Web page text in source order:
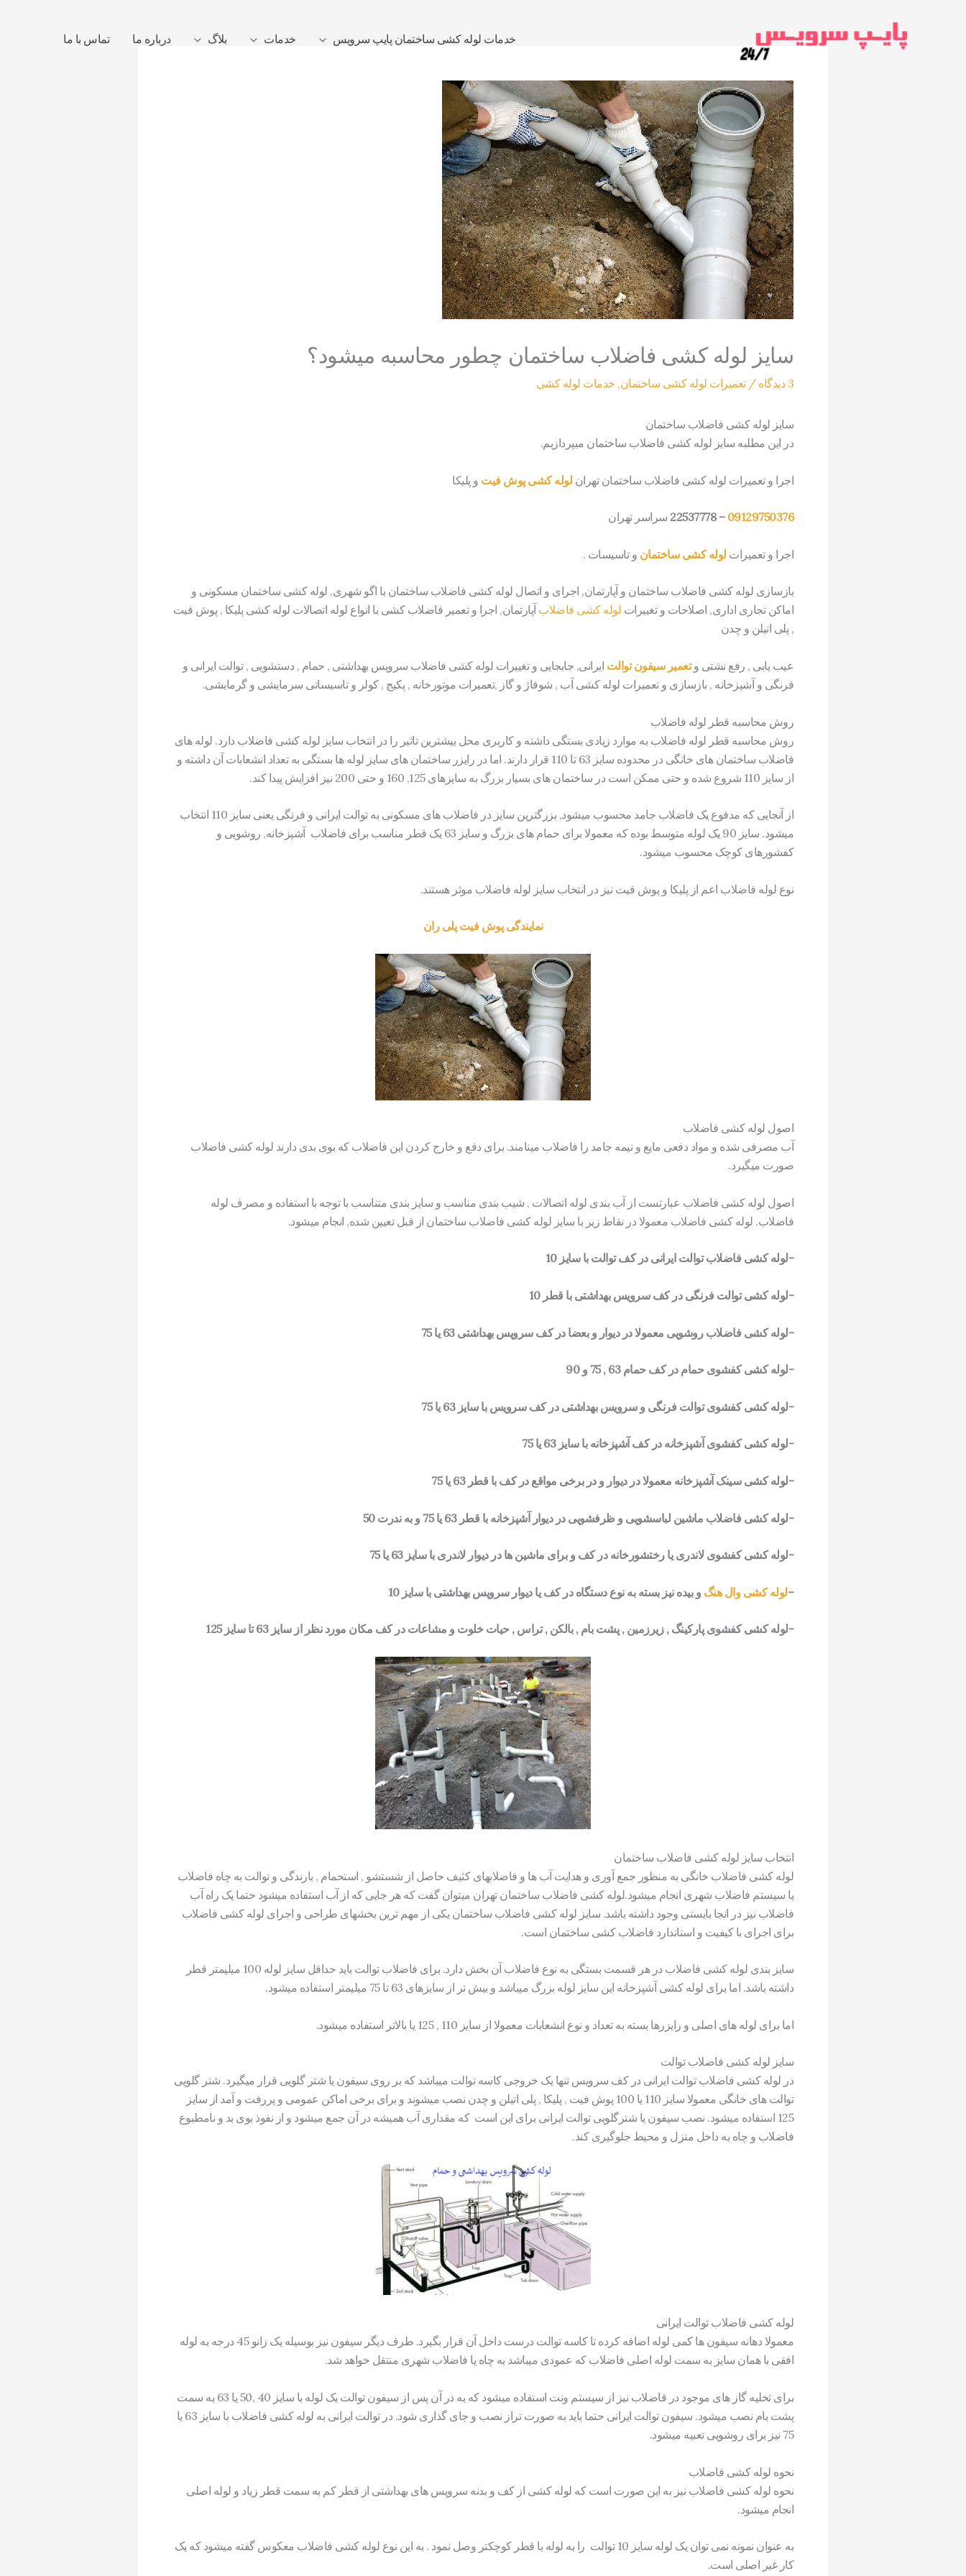
خدمات لوله کشی ساختمان پایپ سرویس خدمات بلاگ درباره ما تماس با ما
سایز لوله کشی فاضلاب ساختمان چطور محاسبه میشود؟
3 دیدگاه /تعمیرات لوله کشی ساختمان, خدمات لوله کشی
سایز لوله کشی فاضلاب ساختمان
در این مطلبه سایز لوله کشی فاضلاب ساختمان میپردازیم.
اجرا و تعمیرات لوله کشی فاضلاب ساختمان تهران لوله کشی پوش فیت و پلیکا
09129750376
– 22537778 سراسر تهران
اجرا و تعمیرات لوله کشی ساختمان و تاسیسات .
بازسازی لوله کشی فاضلاب ساختمان و آپارتمان, اجرای و اتصال لوله کشی فاضلاب ساختمان با اگو شهری, لوله کشی ساختمان مسکونی و
اماکن تجاری اداری, اصلاحات و تغییرات لوله کشی فاضلاب آپارتمان, اجرا و تعمیر فاضلاب کشی با انواع لوله اتصالات لوله کشی پلیکا , پوش فیت
, پلی اتیلن و چدن
عیب یابی , رفع نشتی وتعمیر سیفون توالت ایرانی, جابجایی و تغییرات لوله کشی فاضلاب سرویس بهداشتی , حمام , دستشویی , توالت ایرانی و
فرنگی و آشپزخانه , بازسازی و تعمیرات لوله کشی آب , شوفاژ و گاز ,تعمیرات موتورخانه , پکیج , کولر و تاسیساتی سرمایشی و گرمایشی.
روش محاسبه قطر لوله فاضلاب
روش محاسبه قطر لوله فاضلاب به موارد زیادی بستگی داشته و کاربری محل بیشترین تاثیر را در انتخاب سایز لوله کشی فاضلاب دارد. لوله های
فاضلاب ساختمان های خانگی در محدوده سایز 63 تا 110 قرار دارند. اما در رایزر ساختمان های سایز لوله ها بستگی به تعداد انشعابات آن داشته و
از سایز 110 شروع شده و حتی ممکن است در ساختمان های بسیار بزرگ به سایزهای 125, 160 و حتی 200 نیز افزایش پیدا کند.
از آنجایی که مدفوع یک فاضلاب جامد محسوب میشود, بزرگترین سایز در فاضلاب های مسکونی به توالت ایرانی و فرنگی یعنی سایز 110 انتخاب
میشود. سایز 90 یک لوله متوسط بوده که معمولا برای حمام های بزرگ و سایز 63 یک قطر مناسب برای فاضلاب آشپزخانه, روشویی و
کفشورهای کوچک محسوب میشود.
نوع لوله فاضلاب اعم از پلیکا و پوش فیت نیز در انتخاب سایز لوله فاضلاب موثر هستند.
نمایندگی پوش فیت پلی ران
اصول لوله کشی فاضلاب
آب مصرفی شده و مواد دفعی مایع و نیمه جامد را فاضلاب مینامند. برای دفع و خارج کردن این فاضلاب که بوی بدی دارند لوله کشی فاضلاب
صورت میگیرد.
اصول لوله کشی فاضلاب عبارتست از آب بندی لوله اتصالات , شیب بندی مناسب و سایز بندی متناسب با توجه با استفاده و مصرف لوله
فاضلاب. لوله کشی فاضلاب معمولا در نقاط زیر با سایز لوله کشی فاضلاب ساختمان از قبل تعیین شده, انجام میشود.
-لوله کشی فاضلاب توالت ایرانی در کف توالت با سایز 10
-لوله کشی توالت فرنگی در کف سرویس بهداشتی با قطر 10
-لوله کشی فاضلاب روشویی معمولا در دیوار و بعضا در کف سرویس بهداشتی 63 یا 75
-لوله کشی کفشوی حمام در کف حمام 63 , 75 و 90
-لوله کشی کفشوی توالت فرنگی و سرویس بهداشتی در کف سرویس با سایز 63 یا 75
-لوله کشی کفشوی آشپزخانه در کف آشپزخانه با سایز 63 یا 75
-لوله کشی سینک آشپزخانه معمولا در دیوار و در برخی مواقع در کف با قطر 63 یا 75
-لوله کشی فاضلاب ماشین لباسشویی و ظرفشویی در دیوار آشپزخانه با قطر 63 یا 75 و به ندرت 50
-لوله کشی کفشوی لاندری یا رختشورخانه در کف و برای ماشین ها در دیوار لاندری با سایز 63 یا 75
–لوله کشی وال هنگ و بیده نیز بسته به نوع دستگاه در کف یا دیوار سرویس بهداشتی با سایز 10
-لوله کشی کفشوی پارکینگ , زیرزمین , پشت بام , بالکن , تراس , حیات خلوت و مشاعات در کف مکان مورد نظر از سایز 63 تا سایز 125
انتخاب سایز لوله کشی فاضلاب ساختمان
لوله کشی فاضلاب خانگی به منظور جمع آوری و هدایت آب ها و فاضلابهای کثیف حاصل از شستشو , استحمام , بارندگی و توالت به چاه فاضلاب
یا سیستم فاضلاب شهری انجام میشود.لوله کشی فاضلاب ساختمان تهران میتوان گفت که هر جایی که از آب استفاده میشود حتما یک راه آب
فاضلاب نیز در انجا بایستی وجود داشته باشد. سایز لوله کشی فاضلاب ساختمان یکی از مهم ترین بخشهای طراحی و اجرای لوله کشی فاضلاب
برای اجرای با کیفیت و استاندارد فاضلاب کشی ساختمان است.
سایز بندی لوله کشی فاضلاب در هر قسمت بستگی به نوع فاضلاب آن بخش دارد. برای فاضلاب توالت باید حداقل سایز لوله 100 میلیمتر قطر
داشته باشد. اما برای لوله کشی آشپزخانه این سایز لوله بزرگ میباشد و بیش تر از سایزهای 63 تا 75 میلیمتر استفاده میشود.
اما برای لوله های اصلی و رایزرها بسته به تعداد و نوع انشعابات معمولا از سایز 110 , 125 یا بالاتر استفاده میشود.
سایز لوله کشی فاضلاب توالت
در لوله کشی فاضلاب توالت ایرانی در کف سرویس تنها یک خروجی کاسه توالت میباشد که بر روی سیفون یا شتر گلویی قرار میگیرد. شتر گلویی
توالت های خانگی معمولا سایز 110 یا 100 پوش فیت , پلیکا , پلی اتیلن و چدن نصب میشوند و برای برخی اماکن عمومی و پررفت و آمد از سایز
125 استفاده میشود. نصب سیفون یا شترگلویی توالت ایرانی برای این است که مقداری آب همیشه در آن جمع میشود و از نفوذ بوی بد و نامطبوع
فاضلاب و چاه به داخل منزل و محیط جلوگیری کند.
لوله کشی فاضلاب توالت ایرانی
معمولا دهانه سیفون ها کمی لوله اضافه کرده تا کاسه توالت درست داخل آن قرار بگیرد. طرف دیگر سیفون نیز بوسیله یک زانو 45 درجه به لوله
افقی با همان سایز به سمت لوله اصلی فاضلاب که عمودی میباشد به چاه یا فاضلاب شهری منتقل خواهد شد.
برای تخلیه گاز های موجود در فاضلاب نیز از سیستم ونت استفاده میشود که به در آن پس از سیفون توالت یک لوله با سایز 40 ,50 یا 63 به سمت
پشت بام نصب میشود. سیفون توالت ایرانی حتما باید به صورت تراز نصب و جای گذاری شود. در توالت ایرانی به لوله کشی فاضلاب با سایز 63 یا
75 نیز برای روشویی تعبیه میشود.
نحوه لوله کشی فاضلاب
نحوه لوله کشی فاضلاب نیز به این صورت است که لوله کشی از کف و بدنه سرویس های بهداشتی از قطر کم به سمت قطر زیاد و لوله اصلی
انجام میشود.
به عنوان نمونه نمی توان یک لوله سایز 10 توالت را به لوله با قطر کوچکتر وصل نمود . به این نوع لوله کشی فاضلاب معکوس گفته میشود که یک
کار غیر اصلی است.